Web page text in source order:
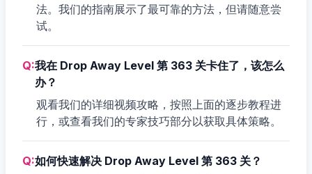
法。我们的指南展示了最可靠的方法，但请随意尝
试。
Q:我在 Drop Away Level 第 363 关卡住了，该怎么
办？
观看我们的详细视频攻略，按照上面的逐步教程进
行，或查看我们的专家技巧部分以获取具体策略。
Q:如何快速解决 Drop Away Level 第 363 关？